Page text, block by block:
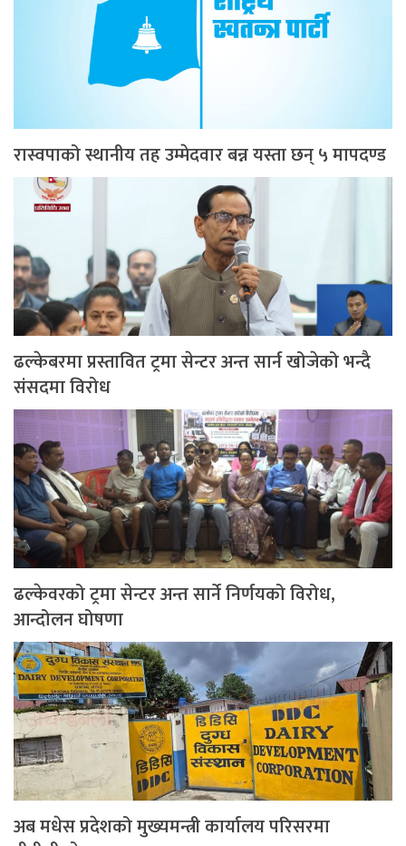
रास्वपाको स्थानीय तह उम्मेदवार बन्न यस्ता छन् ५ मापदण्ड
ढल्केबरमा प्रस्तावित ट्रमा सेन्टर अन्त सार्न खोजेको भन्दै
संसदमा विरोध
ढल्केवरको ट्रमा सेन्टर अन्त सार्ने निर्णयको विरोध,
आन्दोलन घोषणा
अब मधेस प्रदेशको मुख्यमन्त्री कार्यालय परिसरमा